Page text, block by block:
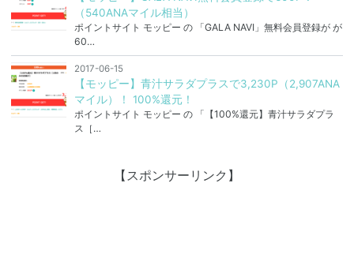
（540ANAマイル相当）
ポイントサイト モッピー の 「GALA NAVI」無料会員登録が が
60…
2017-06-15
【モッピー】青汁サラダプラスで3,230P（2,907ANA
マイル）！ 100%還元！
ポイントサイト モッピー の 「【100%還元】青汁サラダプラ
ス［…
【スポンサーリンク】